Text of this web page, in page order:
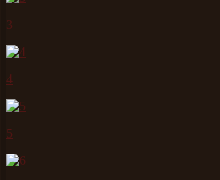
3
4
5